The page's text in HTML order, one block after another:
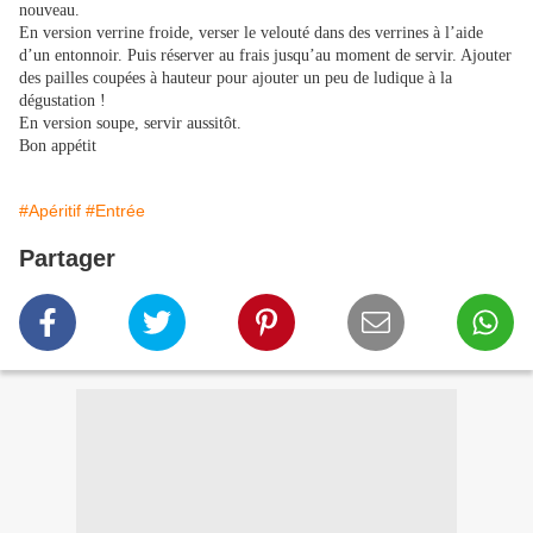
nouveau.
En version verrine froide, verser le velouté dans des verrines à l’aide
d’un entonnoir. Puis réserver au frais jusqu’au moment de servir. Ajouter
des pailles coupées à hauteur pour ajouter un peu de ludique à la
dégustation !
En version soupe, servir aussitôt.
Bon appétit
#Apéritif #Entrée
Partager